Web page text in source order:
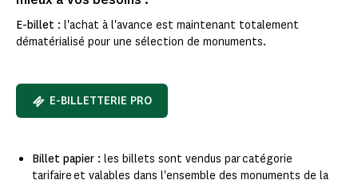
E-billet : l'achat à l'avance est maintenant totalement
dématérialisé pour une sélection de monuments.
E-BILLETTERIE PRO
Billet papier : les billets sont vendus par catégorie
tarifaire et valables dans l'ensemble des monuments de la